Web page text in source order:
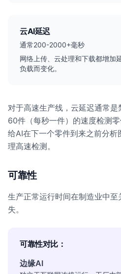
云AI延迟
通常200-2000+毫秒
网络上传、云处理和下载都增加
负载而变化。
对于高速生产线，云延迟通常
60件（每秒一件）的速度检测
给AI在下一个零件到来之前分析
理高速检测。
可靠性
生产正常运行时间在制造业中
失。
可靠性对比：
边缘AI